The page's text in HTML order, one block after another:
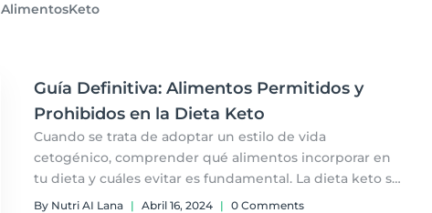
AlimentosKeto
Guía Definitiva: Alimentos Permitidos y
Prohibidos en la Dieta Keto
Cuando se trata de adoptar un estilo de vida
cetogénico, comprender qué alimentos incorporar en
tu dieta y cuáles evitar es fundamental. La dieta keto se
centra en maximizar la ingesta de grasas saludables,
By Nutri AI Lana | Abril 16, 2024 | 0 Comments